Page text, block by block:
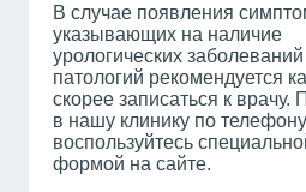
В случае появления
указывающих на наличие
урологических заболеваний
патологий рекомендуется
скорее записаться к врачу.
в нашу клинику по
воспользуйтесь
формой на сайте.